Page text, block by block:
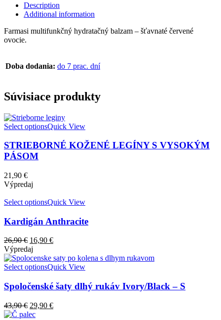
Description
Additional information
Farmasi multifunkčný hydratačný balzam – šťavnaté červené
ovocie.
Doba dodania: do 7 prac. dní
Súvisiace produkty
Select optionsQuick View
STRIEBORNÉ KOŽENÉ LEGÍNY S VYSOKÝM
PÁSOM
21,90 €
Výpredaj
Select optionsQuick View
Kardigán Anthracite
26,90€ 16,90 €
Výpredaj
Select optionsQuick View
Spoločenské šaty dlhý rukáv Ivory/Black – S
43,90€ 29,90 €